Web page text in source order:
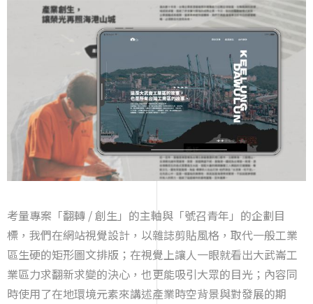
考量專案「翻轉 / 創生」的主軸與「號召青年」的企劃目
標，我們在網站視覺設計，以雜誌剪貼風格，取代一般工業
區生硬的矩形圖文排版；在視覺上讓人一眼就看出大武崙工
業區力求翻新求變的決心，也更能吸引大眾的目光；內容同
時使用了在地環境元素來講述產業時空背景與對發展的期